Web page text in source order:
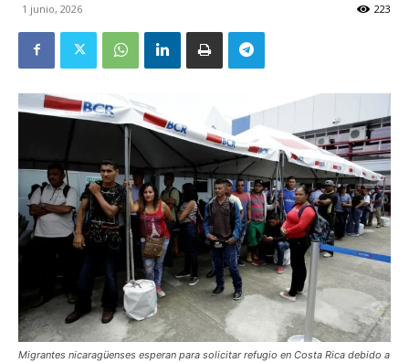
1 junio, 2026 223
Migrantes nicaragüenses esperan para solicitar refugio en Costa Rica debido a